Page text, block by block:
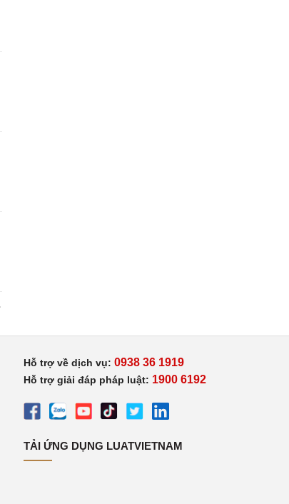
Hỗ trợ về dịch vụ: 0938 36 1919
Hỗ trợ giải đáp pháp luật: 1900 6192
TẢI ỨNG DỤNG LUATVIETNAM